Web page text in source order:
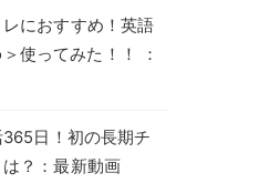
レにおすすめ！英語
使ってみた！！ ：
日！初の長期チ
？：最新動画